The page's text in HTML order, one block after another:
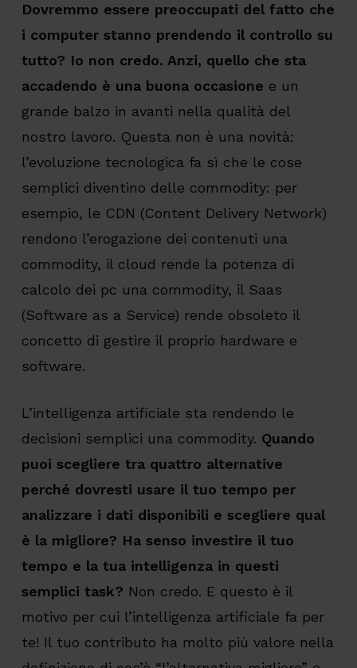
Dovremmo essere preoccupati del fatto che
i computer stanno prendendo il controllo su
tutto? Io non credo. Anzi, quello che sta
accadendo è una buona occasione e un
grande balzo in avanti nella qualità del
nostro lavoro. Questa non è una novità:
l’evoluzione tecnologica fa sì che le cose
semplici diventino delle commodity: per
esempio, le CDN (Content Delivery Network)
rendono l’erogazione dei contenuti una
commodity, il cloud rende la potenza di
calcolo dei pc una commodity, il Saas
(Software as a Service) rende obsoleto il
concetto di gestire il proprio hardware e
software.
L’intelligenza artificiale sta rendendo le
decisioni semplici una commodity. Quando
puoi scegliere tra quattro alternative
perché dovresti usare il tuo tempo per
analizzare i dati disponibili e scegliere qual
è la migliore? Ha senso investire il tuo
tempo e la tua intelligenza in questi
semplici task? Non credo. E questo è il
motivo per cui l’intelligenza artificiale fa per
te! Il tuo contributo ha molto più valore nella